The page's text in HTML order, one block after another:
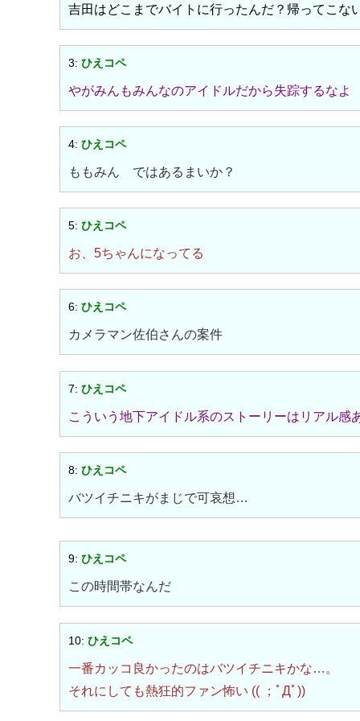
吉田はどこまでバイトに行ったんだ？帰ってこな
3: ひえコペ
やがみんもみんなのアイドルだから失踪するなよ
4: ひえコペ
ももみん ではあるまいか？
5: ひえコペ
お、5ちゃんになってる
6: ひえコペ
カメラマン佐伯さんの案件
7: ひえコペ
こういう地下アイドル系のストーリーはリアル感
8: ひえコペ
バツイチニキがまじで可哀想…
9: ひえコペ
この時間帯なんだ
10: ひえコペ
一番カッコ良かったのはバツイチニキかな…。
それにしても熱狂的ファン怖い (( ；ﾟДﾟ))